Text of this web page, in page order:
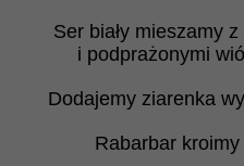
Ser biały mieszamy
i podprażonymi
Dodajemy ziarenka
Rabarbar